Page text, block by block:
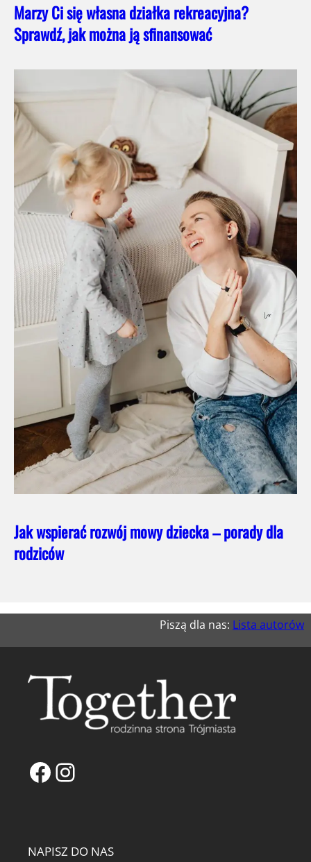
Marzy Ci się własna działka rekreacyjna?
Sprawdź, jak można ją sfinansować
Jak wspierać rozwój mowy dziecka – porady dla
rodziców
Piszą dla nas: Lista autorów
Facebook
Instagram
NAPISZ DO NAS